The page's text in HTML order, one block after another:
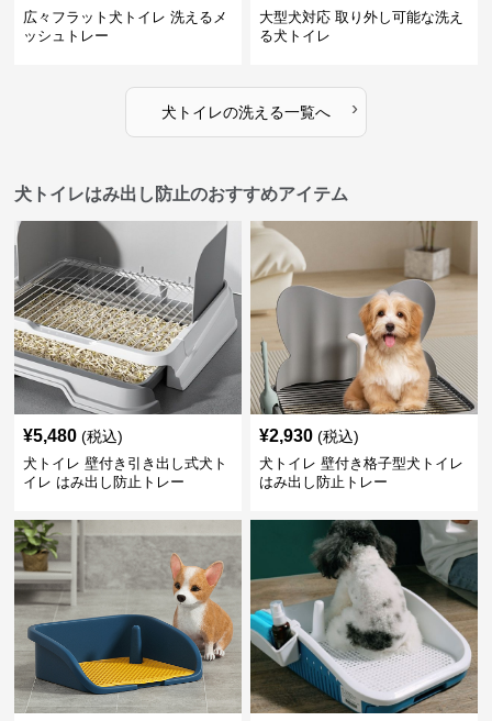
広々フラット犬トイレ 洗えるメ
ッシュトレー
大型犬対応 取り外し可能な洗え
る犬トイレ
犬トイレの洗える一覧へ ›
犬トイレはみ出し防止のおすすめアイテム
¥5,480 (税込)
犬トイレ 壁付き引き出し式犬ト
イレ はみ出し防止トレー
¥2,930 (税込)
犬トイレ 壁付き格子型犬トイレ
はみ出し防止トレー